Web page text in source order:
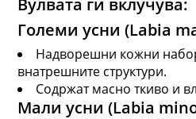
Големи усни (Labia
Надворешни кожни
внатрешните структури.
Содржат масно ткиво и
Мали усни (Labia